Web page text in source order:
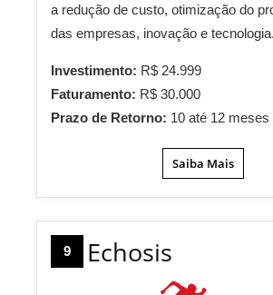
a redução de custo, otimização do
das empresas, inovação e tecnologia.
Investimento: R$ 24.999
Faturamento: R$ 30.000
Prazo de Retorno: 10 até 12 meses
Saiba Mais
9 Echosis